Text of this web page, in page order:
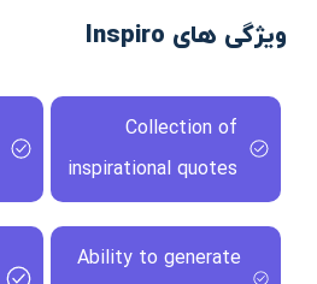
ویژگی های Inspiro
Collection of
inspirational quotes
Ability to generate